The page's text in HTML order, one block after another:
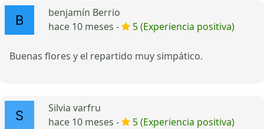
benjamín Berrio
hace 10 meses -
5 (Experiencia positiva)
Buenas flores y el repartido muy simpático.
Silvia varfru
hace 10 meses -
5 (Experiencia positiva)